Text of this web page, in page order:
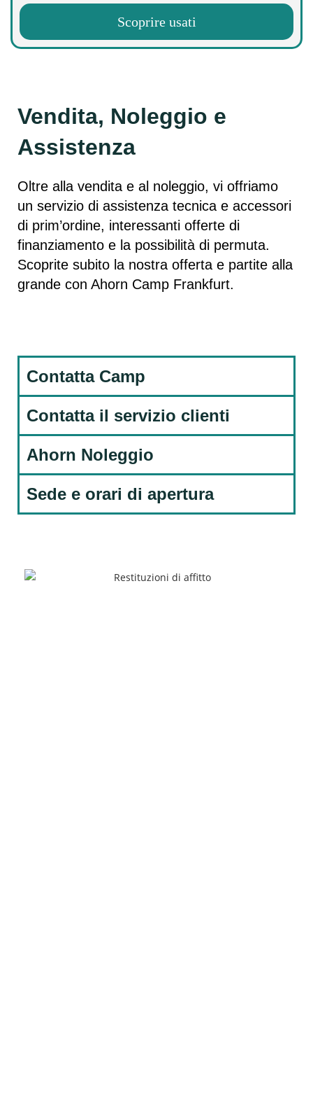
Scoprire usati
Vendita, Noleggio e
Assistenza
Oltre alla vendita e al noleggio, vi offriamo
un servizio di assistenza tecnica e accessori
di prim’ordine, interessanti offerte di
finanziamento e la possibilità di permuta.
Scoprite subito la nostra offerta e partite alla
grande con Ahorn Camp Frankfurt.
Contatta Camp
Contatta il servizio clienti
Ahorn Noleggio
Sede e orari di apertura